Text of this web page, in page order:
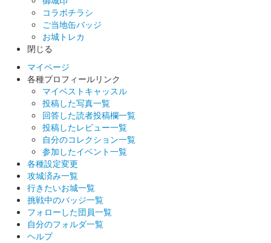
熊本城 御城印
販売終了
天守内部公開を記念して販売された特別版。限定版のため家紋の
色は紫色で背景に熊本城の絵柄が入っている。限定3000枚。
熊本城 御城印 令和3年 春限定 桜
販売終了
数量限定で販売された春の御城印。桜の印が追加されている。加
藤清正公の座右の銘「履道応乾」も押印されている。
熊本城 御城印 正月限定 牛（干支）
販売終了
コラボチラシ
ご当地缶バッジ
お城トレカ
閉じる
マイページ
各種プロフィールリンク
マイベストキャッスル
投稿した写真一覧
回答した読者投稿欄一覧
投稿したレビュー一覧
自分のコレクション一覧
参加したイベント一覧
各種設定変更
攻城済み一覧
行きたいお城一覧
挑戦中のバッジ一覧
フォローした団員一覧
自分のフォルダ一覧
ヘルプ